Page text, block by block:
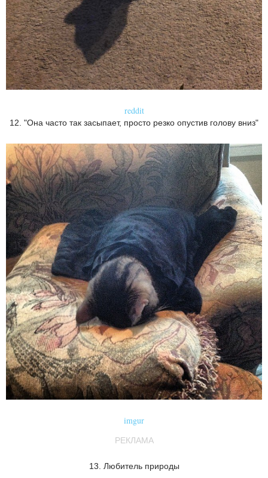
reddit
12. "Она часто так засыпает, просто резко опустив голову вниз"
imgur
РЕКЛАМА
13. Любитель природы